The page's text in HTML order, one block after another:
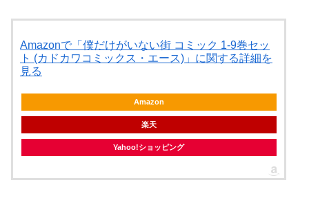
Amazonで「僕だけがいない街 コミック 1-9巻セッ
ト (カドカワコミックス・エース)」に関する詳細を
見る
Amazon
楽天
Yahoo!ショッピング